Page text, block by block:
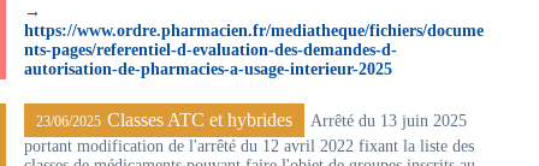
→
https://www.ordre.pharmacien.fr/mediatheque/fichiers/docume
nts-pages/referentiel-d-evaluation-des-demandes-d-
autorisation-de-pharmacies-a-usage-interieur-2025
23/06/2025 Classes ATC et hybrides
Arrêté du 13 juin 2025
portant modification de l'arrêté du 12 avril 2022 fixant la liste des